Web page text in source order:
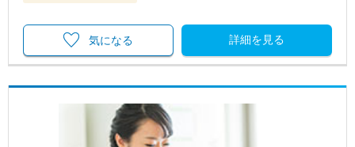
詳細を見る
気になる